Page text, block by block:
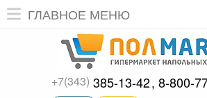
ГЛАВНОЕ МЕНЮ
+7(343) 385-13-42 8-800-